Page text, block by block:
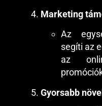
Marketing
Az
segíti az
az
Gyorsabb